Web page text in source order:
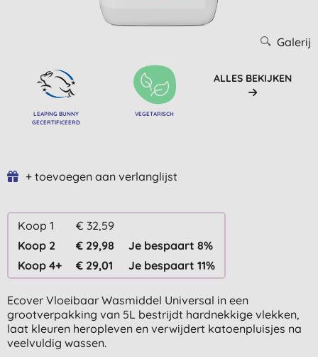
Galerij
LEAPING BUNNY
GECERTIFICEERD
VEGETARISCH
ALLES BEKIJKEN
+ toevoegen aan verlanglijst
Koop 1
€ 32,59
Koop 2
€ 29,98
Je bespaart 8%
Koop 4+
€ 29,01 Je bespaart 11%
Ecover Vloeibaar Wasmiddel Universal in een
grootverpakking van 5L bestrijdt hardnekkige vlekken,
laat kleuren heropleven en verwijdert katoenpluisjes na
veelvuldig wassen.